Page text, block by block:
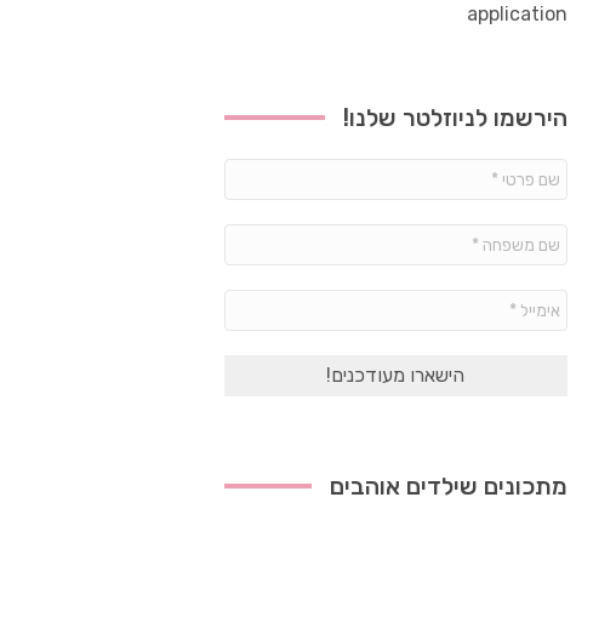
application
הירשמו לניוזלטר שלנו!
פרטי
משפחה
*
מתכונים שילדים אוהבים